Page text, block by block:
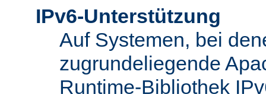
IPv6-Unterstützung
Auf Systemen, bei
zugrundeliegende
Runtime-Bibliothek